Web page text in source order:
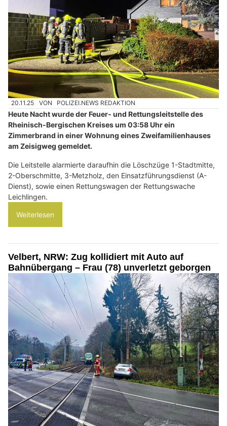
20.11.25 VON POLIZEI.NEWS REDAKTION
Heute Nacht wurde der Feuer- und Rettungsleitstelle des
Rheinisch-Bergischen Kreises um 03:58 Uhr ein
Zimmerbrand in einer Wohnung eines Zweifamilienhauses
am Zeisigweg gemeldet.
Die Leitstelle alarmierte daraufhin die Löschzüge 1-Stadtmitte,
2-Oberschmitte, 3-Metzholz, den Einsatzführungsdienst (A-
Dienst), sowie einen Rettungswagen der Rettungswache
Leichlingen.
Weiterlesen
Velbert, NRW: Zug kollidiert mit Auto auf
Bahnübergang – Frau (78) unverletzt geborgen